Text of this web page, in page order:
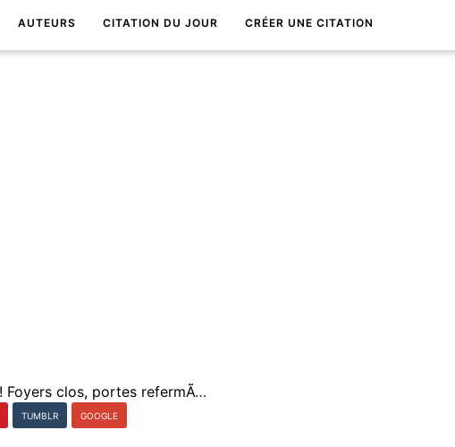
AUTEURS CITATION DU JOUR CRÉER UNE CITATION
Familles je vous hais ! Foyers clos, portes refermÃ©es, possessions jalouses du bonheur.
TUMBLR GOOGLE